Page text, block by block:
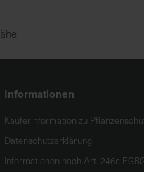
Informationen
Käuferinformation zu
Datenschutzerklärung
Informationen nach Art. 246c